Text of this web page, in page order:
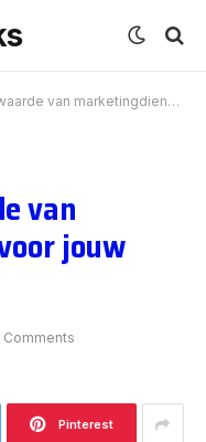
marketingdiensten voor jouw bedrijfsgroei
van
jouw
Comments
Pinterest